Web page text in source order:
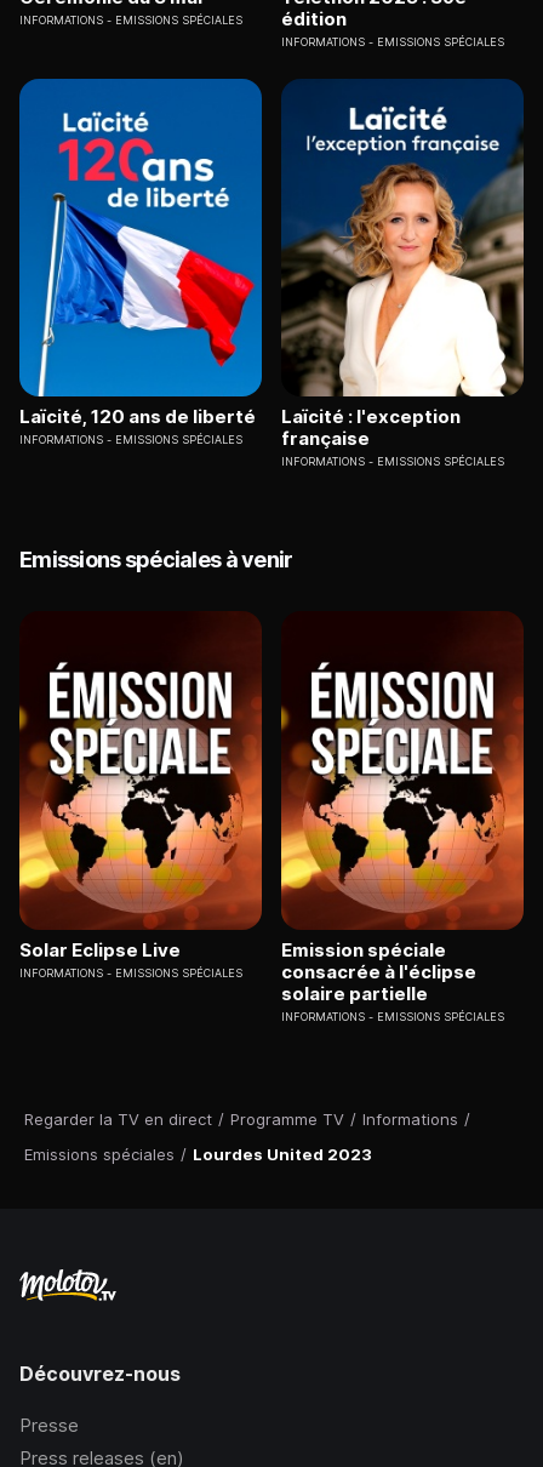
Regarder la TV en direct / Programme TV / Informations /
Emissions spéciales / Lourdes United 2023
INFORMATIONS EMISSIONS SPÉCIALES
édition
INFORMATIONS EMISSIONS SPÉCIALES
Laïcité, 120 ans de liberté
INFORMATIONS EMISSIONS SPÉCIALES
Laïcité : l'exception
française
INFORMATIONS EMISSIONS SPÉCIALES
Emissions spéciales à venir
Solar Eclipse Live
INFORMATIONS EMISSIONS SPÉCIALES
Emission spéciale
consacrée à l'éclipse
solaire partielle
INFORMATIONS EMISSIONS SPÉCIALES
Découvrez-nous
Presse
Press releases (en)